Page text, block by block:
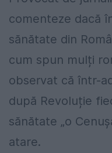
comenteze dacă
sănătate din
cum spun mulți
observat că într-
după Revoluție
sănătate „o
atare.